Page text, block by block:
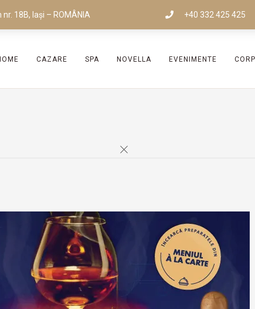
nr. 18B, Iași – ROMÂNIA +40 332 425 425
CAZARE SPA NOVELLA EVENIMENTE